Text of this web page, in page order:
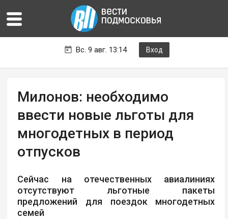
Вс. 9 авг. 13:14 Вход
Милонов: необходимо
ввести новые льготы для
многодетных в период
отпусков
Сейчас на отечественных авиалиниях
отсутствуют льготные пакеты
предложений для поездок многодетных
семей